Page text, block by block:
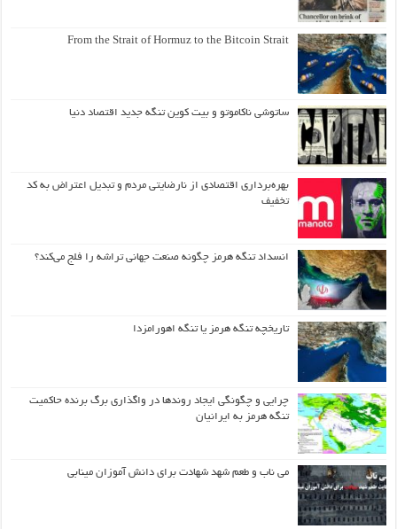
From the Strait of Hormuz to the Bitcoin Strait
ساتوشی ناکاموتو و بیت کوین تنگه جدید اقتصاد دنیا
بهره‌برداری اقتصادی از نارضایتی مردم و تبدیل اعتراض به کد
تخفیف
انسداد تنگه هرمز چگونه صنعت جهانی تراشه را فلج می‌کند؟
تاریخچه تنگه هرمز یا تنگه اهورامزدا
چرایی و چگونگی ایجاد روندها در واگذاری برگ برنده حاکمیت
تنگه هرمز به ایرانیان
می ناب و طعم شهد شهادت برای دانش آموزان مینابی